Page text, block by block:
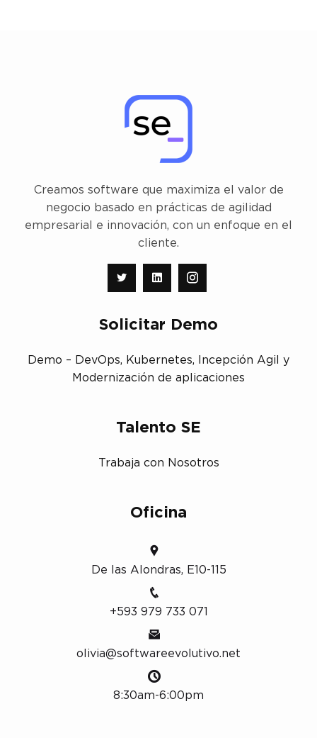
Creamos software que maximiza el valor de
negocio basado en prácticas de agilidad
empresarial e innovación, con un enfoque en el
cliente.
Solicitar Demo
Demo – DevOps, Kubernetes, Incepción Agil y
Modernización de aplicaciones
Talento SE
Trabaja con Nosotros
Oficina
De las Alondras, E10-115
+593 979 733 071
olivia@softwareevolutivo.net
8:30am-6:00pm